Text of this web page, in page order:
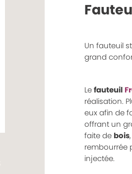
Un fauteuil
grand
Lefauteuil
réalisation.
eux afin de
offrant un
faite de bois
rembourrée
injectée.